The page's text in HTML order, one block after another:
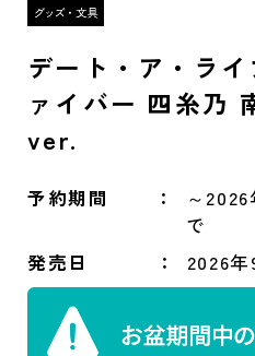
デート・ア・ラ
ァイバー 四糸乃
ver.
予約期間
～
で
発売日
2026